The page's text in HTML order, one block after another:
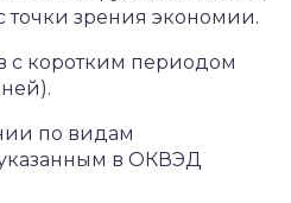
точки зрения экономии.
с коротким периодом
по видам
в ОКВЭД